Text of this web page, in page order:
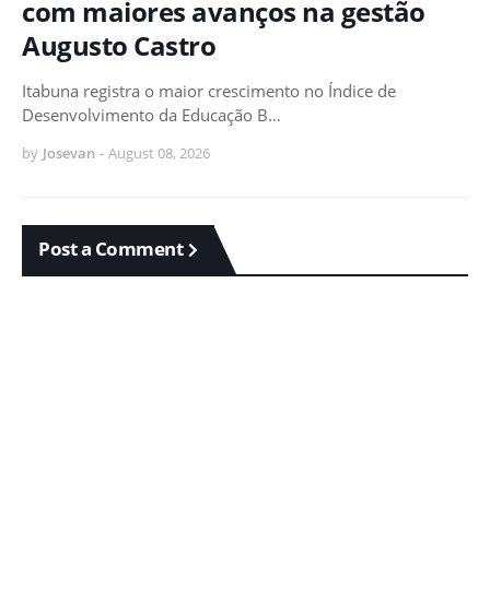
com maiores avanços na gestão
Augusto Castro
Itabuna registra o maior crescimento no Índice de
Desenvolvimento da Educação B…
by Josevan - August 08, 2026
Post a Comment